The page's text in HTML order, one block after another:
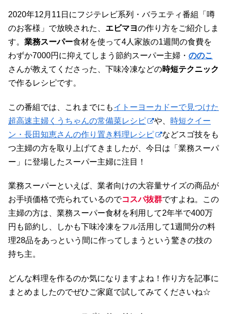
2020年12月11日にフジテレビ系列・バラエティ番組「噂
のお客様」で放映された、 エビマヨの作り方をご紹介しま
す。 業務スーパー食材を使って4人家族の1週間の食費を
わずか7000円に抑えてしまう節約スーパー主婦・ ののこ
さんが教えてくださった、下味冷凍などの時短テクニック
で作るレシピです。
この番組では、これまでにもイトーヨーカドーで見つけた
超高速主婦くうちゃんの常備菜レシピ
や、 時短クイー
ン・長田知恵さんの作り置き料理レシピ
などスゴ技をも
つ主婦の方を取り上げてきましたが、今日は「業務スーパ
ー」に登場したスーパー主婦に注目！
業務スーパーといえば、業者向けの大容量サイズの商品が
お手頃価格で売られているのでコスパ抜群ですよね。この
主婦の方は、業務スーパー食材を利用して2年半で400万
円も節約し、しかも下味冷凍をフル活用して1週間分の料
理28品をあっという間に作ってしまうという驚きの技の
持ち主。
どんな料理を作るのか気になりますよね！作り方を記事に
まとめましたのでぜひご家庭で試してみてくださいね☆